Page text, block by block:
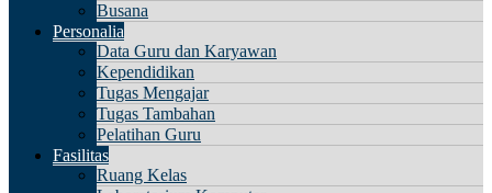
Busana
Personalia
Data Guru dan Karyawan
Kependidikan
Tugas Mengajar
Tugas Tambahan
Pelatihan Guru
Fasilitas
Ruang Kelas